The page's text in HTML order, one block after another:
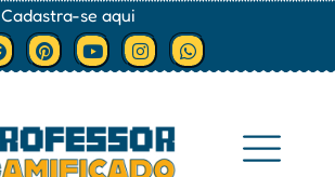
Cadastra-se aqui